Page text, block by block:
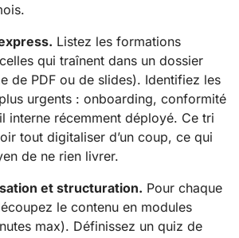
Listez les formations
qui traînent dans un dossier
de PDF ou de slides). Identifiez les
urgents : onboarding, conformité
interne récemment déployé. Ce tri
tout digitaliser d’un coup, ce qui
de ne rien livrer.
et structuration. Pour chaque
le contenu en modules
max). Définissez un quiz de